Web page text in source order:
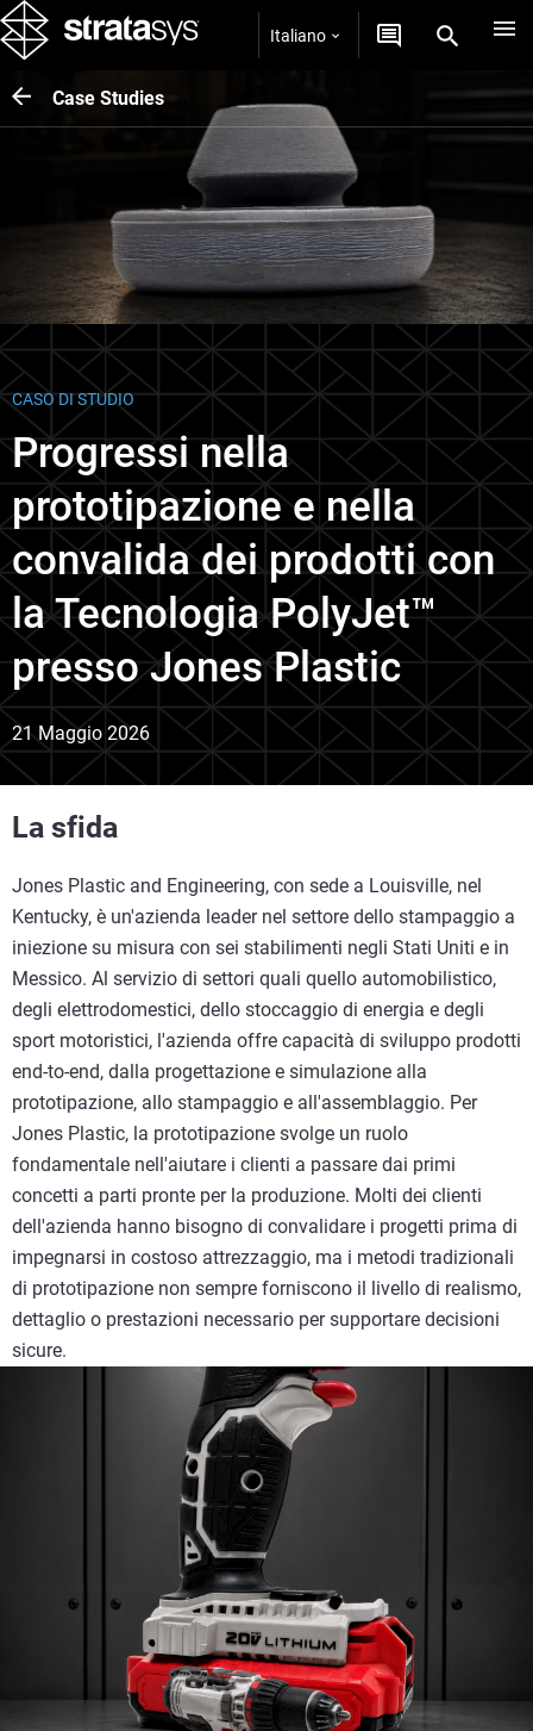
Italiano
Case Studies
CASO DI STUDIO
Progressi nella
prototipazione e nella
convalida dei prodotti con
la Tecnologia PolyJet™
presso Jones Plastic
21 Maggio 2026
La sfida
Jones Plastic and Engineering, con sede a Louisville, nel
Kentucky, è un'azienda leader nel settore dello stampaggio a
iniezione su misura con sei stabilimenti negli Stati Uniti e in
Messico. Al servizio di settori quali quello automobilistico,
degli elettrodomestici, dello stoccaggio di energia e degli
sport motoristici, l'azienda offre capacità di sviluppo prodotti
end-to-end, dalla progettazione e simulazione alla
prototipazione, allo stampaggio e all'assemblaggio. Per
Jones Plastic, la prototipazione svolge un ruolo
fondamentale nell'aiutare i clienti a passare dai primi
concetti a parti pronte per la produzione. Molti dei clienti
dell'azienda hanno bisogno di convalidare i progetti prima di
impegnarsi in costoso attrezzaggio, ma i metodi tradizionali
di prototipazione non sempre forniscono il livello di realismo,
dettaglio o prestazioni necessario per supportare decisioni
sicure.